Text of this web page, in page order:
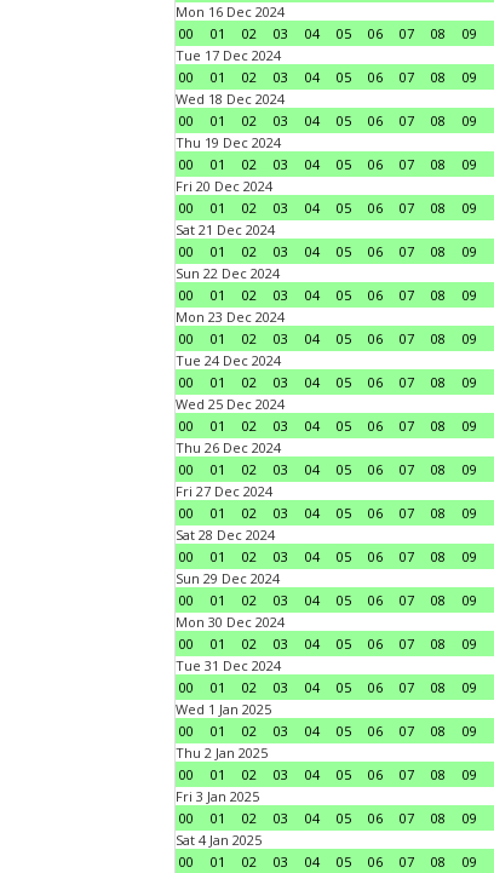
Mon 16 Dec 2024
00
01 02 03 04 05 06 07 08 09
Tue 17 Dec 2024
00
01 02 03 04 05 06 07 08 09
Wed 18 Dec 2024
00
01 02 03 04 05 06 07 08 09
Thu 19 Dec 2024
00
01 02 03 04 05 06 07 08 09
Fri 20 Dec 2024
00
01 02 03 04 05 06 07 08 09
Sat 21 Dec 2024
00
01 02 03 04 05 06 07 08 09
Sun 22 Dec 2024
00
01 02 03 04 05 06 07 08 09
Mon 23 Dec 2024
00
01 02 03 04 05 06 07 08 09
Tue 24 Dec 2024
00
01 02 03 04 05 06 07 08 09
Wed 25 Dec 2024
00
01 02 03 04 05 06 07 08 09
Thu 26 Dec 2024
00
01 02 03 04 05 06 07 08 09
Fri 27 Dec 2024
00
01 02 03 04 05 06 07 08 09
Sat 28 Dec 2024
00
01 02 03 04 05 06 07 08 09
Sun 29 Dec 2024
00
01 02 03 04 05 06 07 08 09
Mon 30 Dec 2024
00
01 02 03 04 05 06 07 08 09
Tue 31 Dec 2024
00
01 02 03 04 05 06 07 08 09
Wed 1 Jan 2025
00
01 02 03 04 05 06 07 08 09
Thu 2 Jan 2025
00
01 02 03 04 05 06 07 08 09
Fri 3 Jan 2025
00
01 02 03 04 05 06 07 08 09
Sat 4 Jan 2025
00
01 02 03 04 05 06 07 08 09